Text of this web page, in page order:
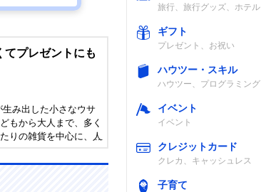
てプレゼントにも
み出した小さなウサ
もから大人まで、多く
りの雑貨を中心に、人
旅行、旅行グッズ、ホテル
ギフト
プレゼント、お祝い
ハウツー・スキル
ハウツー、プログラミング
イベント
イベント
クレジットカード
クレカ、キャッシュレス
子育て